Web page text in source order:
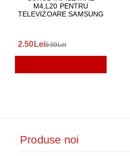
M4,L20 PENTRU
TELEVIZOARE SAMSUNG
2.50Lei9.99Lei
Produse noi